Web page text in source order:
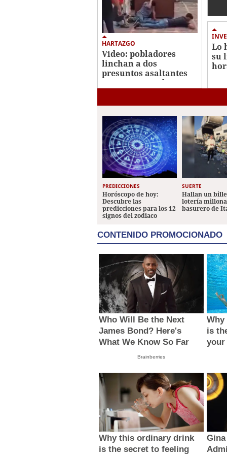
HARTAZGO
Video: pobladores
linchan a dos
presuntos asaltantes
en Comayagüela
Lo
su
PREDICCIONES
Horóscopo de hoy:
Descubre las
predicciones para los 12
signos del zodiaco
SUERTE
Hallan un
lotería
basurero de
CONTENIDO PROMOCIONADO
Who Will Be the Next
James Bond? Here's
What We Know So Far
Brainberries
is
your
Why this ordinary drink
is the secret to feeling